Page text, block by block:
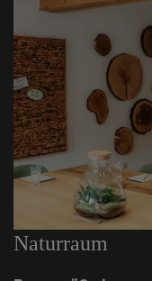
Naturraum